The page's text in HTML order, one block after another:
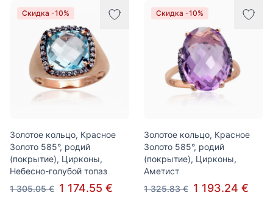
Скидка -10%
Золотое кольцо, Красное
Золото 585°, родий
(покрытие), Цирконы,
Небесно-голубой топаз
1 305.05 € 1 174.55 €
Скидка -10%
Золотое кольцо, Красное
Золото 585°, родий
(покрытие), Цирконы,
Аметист
1 325.83 € 1 193.24 €